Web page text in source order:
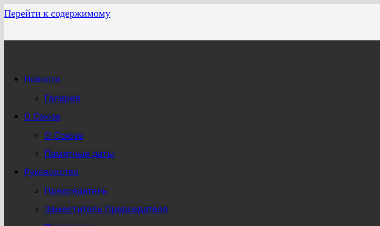
Перейти к содержимому
Новости
Галерея
О Союзе
О Союзе
Памятные даты
Руководство
Председатель
Заместитель Председателя